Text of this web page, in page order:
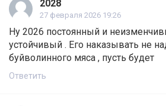
2028
27 февраля 2026 19:26
Ну 2026 постоянный и
устойчивый . Его наказывать не
буйволинного мяса , пусть будет
Ответить